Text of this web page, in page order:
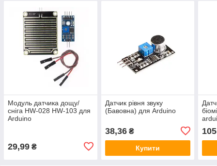
Модуль датчика дощу/
сніга HW-028 HW-103 для
Arduino
29,99 ₴
Датчик рівня звуку
(Бавовна) для Arduino
38,36₴
Купити